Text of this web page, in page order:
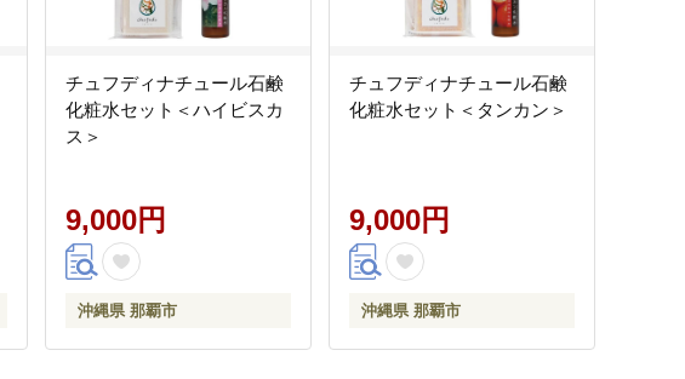
チュフディナチュール石鹸
化粧水セット＜ハイビスカ
ス＞
9,000円
沖縄県 那覇市
チュフディナチュール石鹸
化粧水セット＜タンカン＞
9,000円
沖縄県 那覇市